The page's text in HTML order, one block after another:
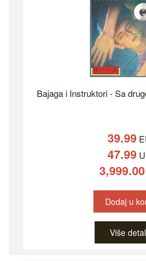
Bajaga i Instruktori - Sa
39.99
47.99
3,999.00
Dodaj u
Više